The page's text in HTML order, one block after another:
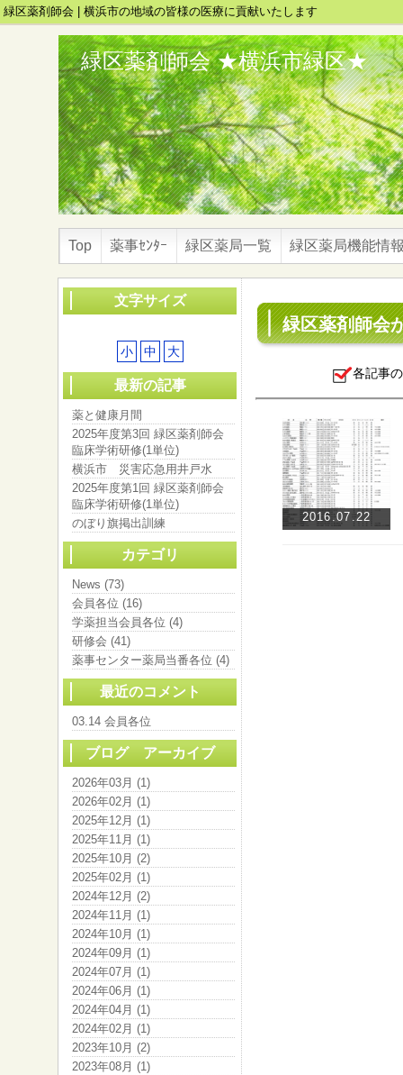
緑区薬剤師会 | 横浜市の地域の皆様の医療に貢献いたします
緑区薬剤師会 ★横浜市緑区★
Top 薬事ｾﾝﾀｰ 緑区薬局一覧 緑区薬局機能情
緑区薬剤師会
各記事
2016.07.22
文字サイズ
小 中 大
最新の記事
薬と健康月間
2025年度第3回 緑区薬剤師会
臨床学術研修(1単位)
横浜市 災害応急用井戸水
2025年度第1回 緑区薬剤師会
臨床学術研修(1単位)
のぼり旗掲出訓練
カテゴリ
News (73)
会員各位 (16)
学薬担当会員各位 (4)
研修会 (41)
薬事センター薬局当番各位 (4)
最近のコメント
03.14 会員各位
ブログ アーカイブ
2026年03月 (1)
2026年02月 (1)
2025年12月 (1)
2025年11月 (1)
2025年10月 (2)
2025年02月 (1)
2024年12月 (2)
2024年11月 (1)
2024年10月 (1)
2024年09月 (1)
2024年07月 (1)
2024年06月 (1)
2024年04月 (1)
2024年02月 (1)
2023年10月 (2)
2023年08月 (1)